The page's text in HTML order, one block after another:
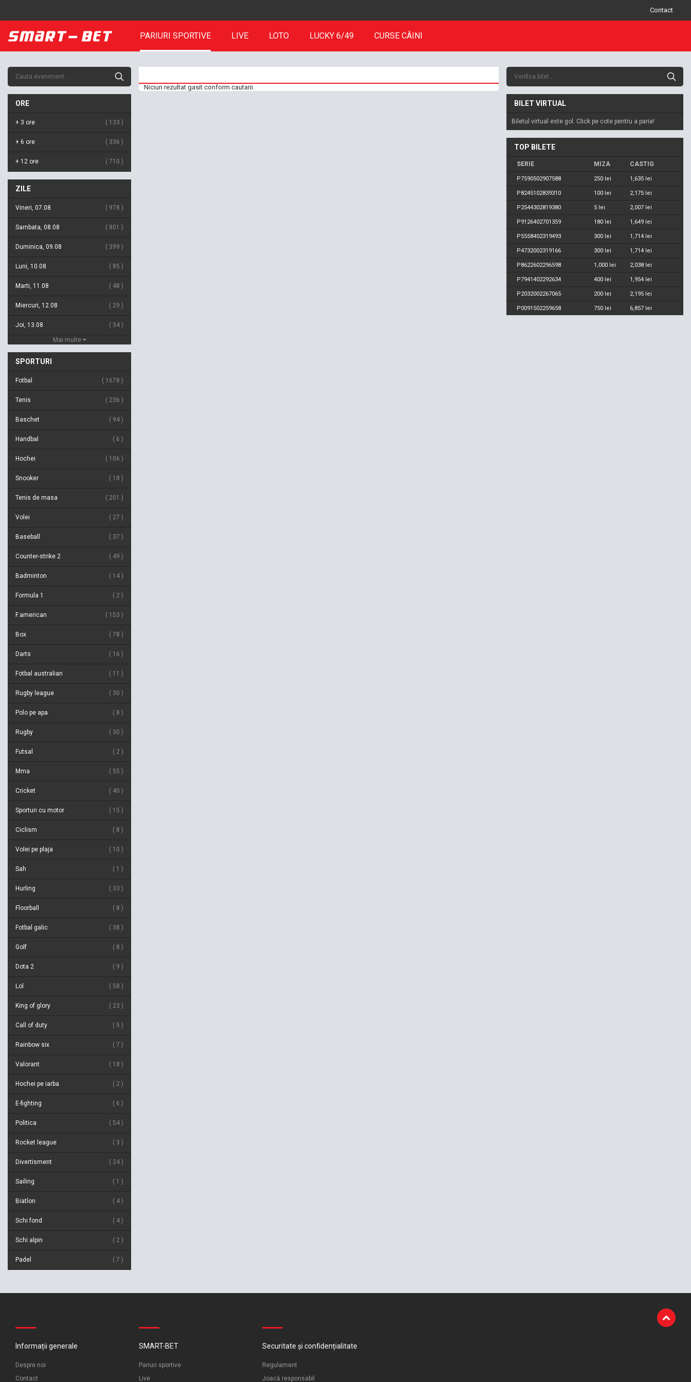
Contact
PARIURI SPORTIVE LIVE LOTO LUCKY 6/49 CURSE CÂINI
ORE
+ 3 ore 133
+ 6 ore 336
+ 12 ore 710
ZILE
Vineri, 07.08 978
Sambata, 08.08 801
Duminica, 09.08 399
Luni, 10.08 85
Marti, 11.08 48
Miercuri, 12.08 29
Joi, 13.08 34
Mai multe
SPORTURI
Fotbal 1678
Tenis 236
Baschet 94
Handbal 6
Hochei 106
Snooker 18
Tenis de masa 201
Volei 27
Baseball 37
Counter-strike 2 49
Badminton 14
Formula 1 2
F.american 153
Box 78
Darts 16
Fotbal australian 11
Rugby league 30
Polo pe apa 8
Rugby 30
Futsal 2
Mma 55
Cricket 40
Sporturi cu motor 15
Ciclism 8
Volei pe plaja 10
Sah 1
Hurling 33
Floorball 8
Fotbal galic 38
Golf 8
Dota 2 9
Lol 58
King of glory 23
Call of duty 5
Rainbow six 7
Valorant 18
Hochei pe iarba 2
E-fighting 6
Politica 54
Rocket league 3
Divertisment 24
Sailing 1
Biatlon 4
Schi fond 4
Schi alpin 2
Padel 7
Niciun rezultat gasit conform cautarii.
BILET VIRTUAL
Biletul virtual este gol. Click pe cote pentru a paria!
TOP BILETE
SERIE MIZA CASTIG
P7590502907588 250 lei 1,635 lei
P8245102839310 100 lei 2,175 lei
P2544302819380 5 lei 2,007 lei
P9126402701359 180 lei 1,649 lei
P5558402319493 300 lei 1,714 lei
P4732002319166 300 lei 1,714 lei
P8622602296598 1,000 lei 2,038 lei
P7941402292634 400 lei 1,954 lei
P2032002267065 200 lei 2,195 lei
P0091502259658 750 lei 6,857 lei
Informații generale
Despre noi
Contact
SMART-BET
Pariuri sportive
Live
Securitate și confidențialitate
Regulament
Joacă responsabil